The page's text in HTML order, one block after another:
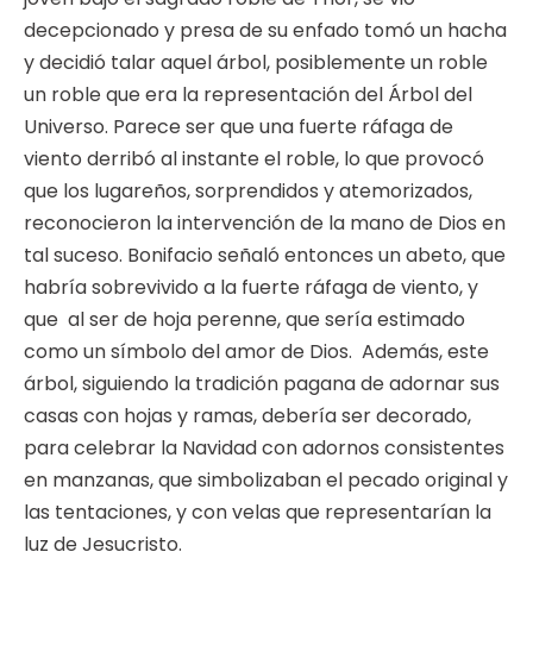
decepcionado y presa de su enfado tomó un hacha
y decidió talar aquel árbol, posiblemente un roble
un roble que era la representación del Árbol del
Universo. Parece ser que una fuerte ráfaga de
viento derribó al instante el roble, lo que provocó
que los lugareños, sorprendidos y atemorizados,
reconocieron la intervención de la mano de Dios en
tal suceso. Bonifacio señaló entonces un abeto, que
habría sobrevivido a la fuerte ráfaga de viento, y
que al ser de hoja perenne, que sería estimado
como un símbolo del amor de Dios. Además, este
árbol, siguiendo la tradición pagana de adornar sus
casas con hojas y ramas, debería ser decorado,
para celebrar la Navidad con adornos consistentes
en manzanas, que simbolizaban el pecado original y
las tentaciones, y con velas que representarían la
luz de Jesucristo.